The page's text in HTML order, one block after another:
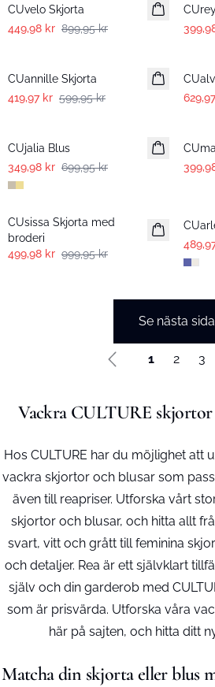
CUvelo Skjorta
449,98 kr 899,95 kr
CUannille Skjorta
419,97 kr 599,95 kr
CUjalia Blus
349,98 kr 699,95 kr
-50%
CUsissa Skjorta med
broderi
499,98 kr 999,95 kr
Se nästa sida
1 2 3
Vackra CULTURE skjortor
Hos CULTURE har du möjlighet att
vackra skjortor och blusar som
även till reapriser. Utforska vårt
skjortor och blusar, och hitta allt
svart, vitt och grått till feminina
och detaljer. Rea är ett självklart
själv och din garderob med
som är prisvärda. Utforska våra
här på sajten, och hitta ditt
Matcha din skjorta eller blus